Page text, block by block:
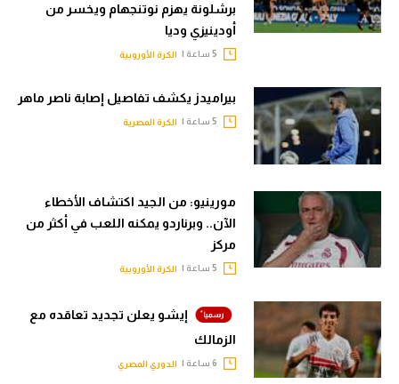
برشلونة يهزم نوتنجهام ويخسر من
أودينيزي وديا
الكرة الأوروبية
بيراميدز يكشف تفاصيل إصابة ناصر ماهر
الكرة المصرية
مورينيو: من الجيد اكتشاف الأخطاء
الآن.. وبرناردو يمكنه اللعب في أكثر من
مركز
الكرة الأوروبية
إيشو يعلن تجديد تعاقده مع
الزمالك
الدوري المصري